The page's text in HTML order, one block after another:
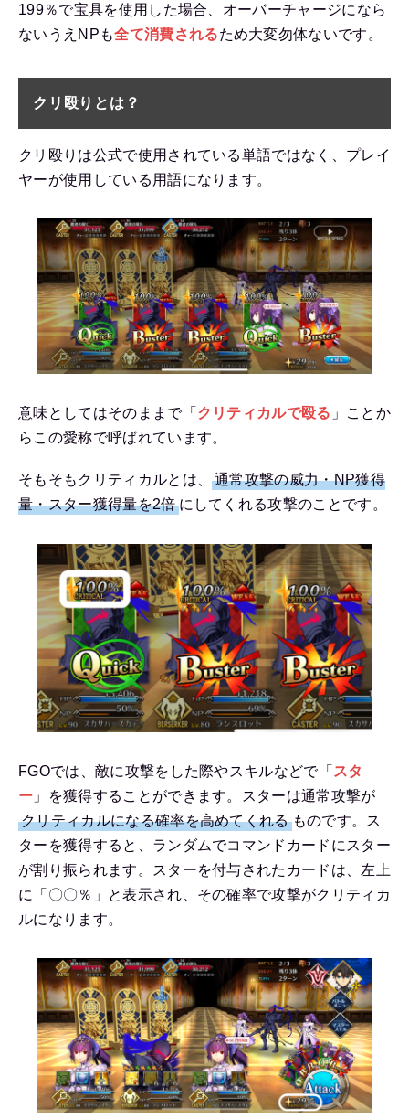
199％で宝具を使用した場合、オーバーチャージになら
ないうえNPも全て消費されるため大変勿体ないです。
クリ殴りとは？
クリ殴りは公式で使用されている単語ではなく、プレイ
ヤーが使用している用語になります。
意味としてはそのままで「 クリティカルで殴る 」ことか
らこの愛称で呼ばれています。
そもそもクリティカルとは、通常攻撃の威力・NP獲得
量・スター獲得量を2倍にしてくれる攻撃のことです。
FGOでは、敵に攻撃をした際やスキルなどで「 スタ
ー 」を獲得することができます。スターは通常攻撃が
クリティカルになる確率を高めてくれるものです。ス
ターを獲得すると、ランダムでコマンドカードにスター
が割り振られます。スターを付与されたカードは、左上
に「〇〇％」と表示され、その確率で攻撃がクリティカ
ルになります。